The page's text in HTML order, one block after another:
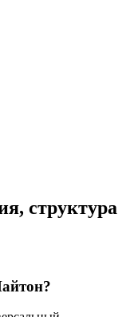
структура